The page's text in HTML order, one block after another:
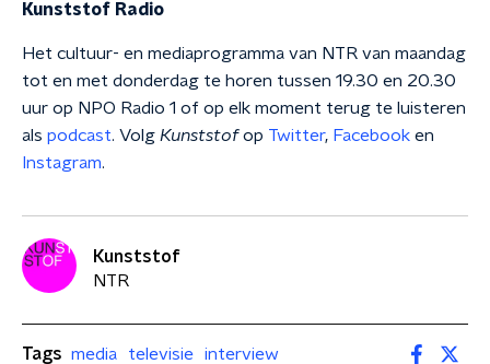
Kunststof Radio
Het cultuur- en mediaprogramma van NTR van maandag
tot en met donderdag te horen tussen 19.30 en 20.30
uur op NPO Radio 1 of op elk moment terug te luisteren
als podcast. Volg Kunststofop Twitter, Facebook en
Instagram.
Kunststof
NTR
Tags media televisie
interview